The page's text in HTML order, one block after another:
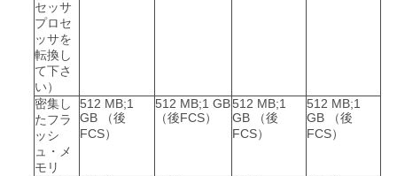
セッサ
プロセ
ッサを
転換し
て下さ
い）
密集し
たフラ
ッシ
ュ・メ
モリ
512 MB;1
GB （後
FCS）
512 MB;1 GB
（後FCS）
512 MB;1
GB （後
FCS）
512 MB;1
GB （後
FCS）